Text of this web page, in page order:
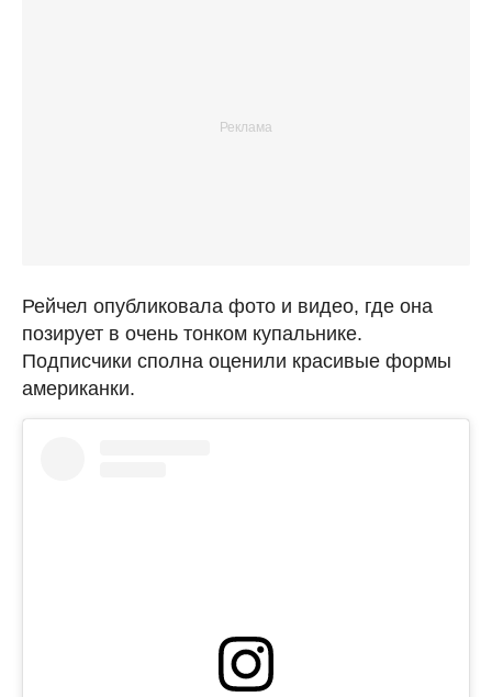
Рейчел опубликовала фото и видео, где она
позирует в очень тонком купальнике.
Подписчики сполна оценили красивые формы
американки.